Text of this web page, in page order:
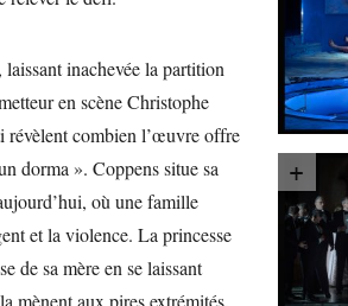
inachevée la partition
en scène Christophe
révèlent combien l’œuvre offre
dorma ». Coppens situe sa
où une famille
et la violence. La princesse
de sa mère en se laissant
mènent aux pires extrémités.